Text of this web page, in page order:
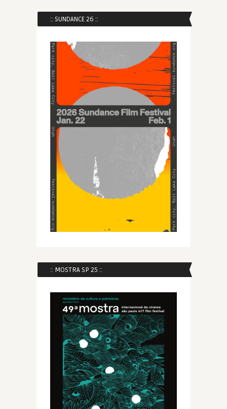
:: SUNDANCE 26 ::
:: MOSTRA SP 25 ::